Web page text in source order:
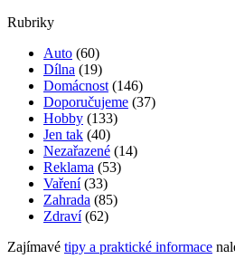
Rubriky
Auto (60)
Dílna (19)
Domácnost (146)
Doporučujeme (37)
Hobby (133)
Jen tak (40)
Nezařazené (14)
Reklama (53)
Vaření(33)
Zahrada (85)
Zdraví(62)
Zajímavé tipy a praktické informace